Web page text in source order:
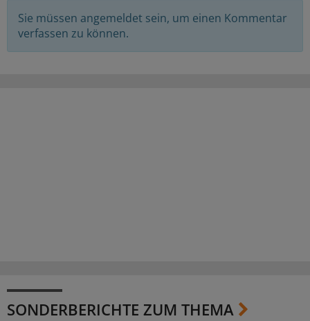
Sie müssen angemeldet sein, um einen Kommentar
verfassen zu können.
SONDERBERICHTE ZUM THEMA